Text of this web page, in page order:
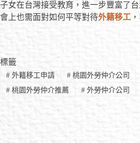
子女在台灣接受教育，進一步豐富了
會上也需面對如何平等對待外籍移工
標籤
#外籍移工申請 #桃園外勞仲介公司
#桃園外勞仲介推薦 #外勞仲介公司